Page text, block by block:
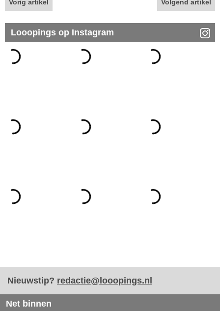
Vorig artikel Volgend artikel
Looopings op Instagram
Nieuwstip? redactie@looopings.nl
Net binnen